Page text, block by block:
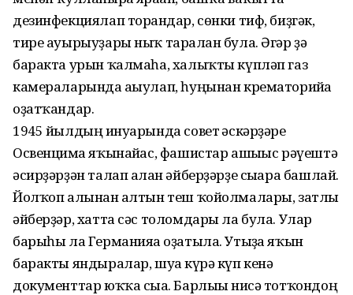
дезинфекциялап торғандар, сөнки тиф, биҙгәк,
тире ауырыуҙары ныҡ таралған була. Әгәр ҙә
баракта урын ҡалмаһа, халыҡты күпләп газ
камераларында ағыулап, һуңынан крематорийға
оҙатҡандар.
1945 йылдың ғинуарында совет ғәскәрҙәре
Освенцимға яҡынайғас, фашистар ашығыс рәүештә
әсирҙәрҙән талап ал­ған әйберҙәрҙе сығара башлай.
Йолҡоп алынған алтын теш ҡойолмалары, затлы
әйберҙәр, хатта сәс толомдары ла була. Улар
барыһы ла Германияға оҙатыла. Утыҙға яҡын
баракты яндыралар, шуға күрә күп кенә
документтар юҡҡа сыға. Барлығы нисә тотҡондоң